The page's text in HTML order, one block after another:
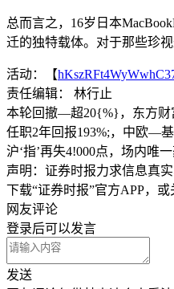
总而言之，16岁日本
迁的独特载体。对于那些珍
活动：【
责任编辑： 林行止
本轮回撤—超20{%}，东方财
任职2年回报193%;，中欧—
沪‘指’再失4!000点，场内唯
声明：证券时报力求信息真
下载“证券时报”官方APP，
网友评论
登录后可以发言
发送